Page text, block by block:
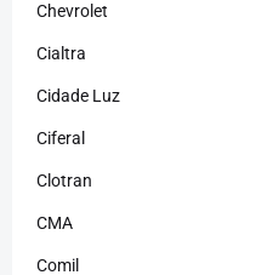
Chevrolet
Cialtra
Cidade Luz
Ciferal
Clotran
CMA
Comil